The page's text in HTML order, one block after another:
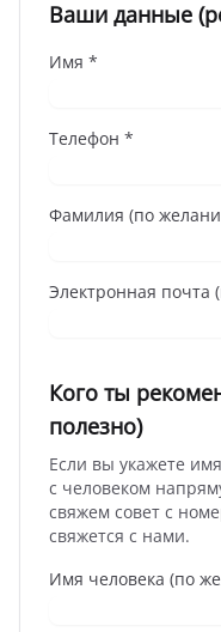
Ваши данные
Имя *
Телефон *
Фамилия (по
Электронная почта
Кого ты
полезно)
Если вы укажете
с человеком
свяжем совет с
свяжется с нами.
Имя человека (по